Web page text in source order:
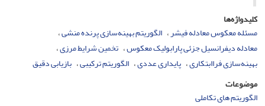
کلیدواژه‌ها
مسئله معکوس معادله فیشر الگوریتم بهینه‌سازی پرنده منشی
معادله دیفرانسیل جزئی پارابولیک معکوس تخمین شرایط مرزی
بهینه‌سازی فراابتکاری پایداری عددی الگوریتم ترکیبی بازیابی دقیق
موضوعات
الگوریتم های تکاملی